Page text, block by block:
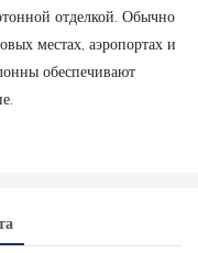
отделкой. Обычно
местах, аэропортах и
обеспечивают